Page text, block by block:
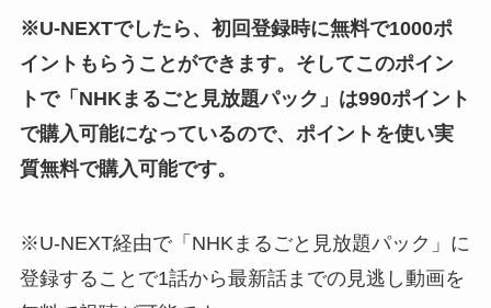
※U-NEXTでしたら、初回登録時に無料で1000ポ
イントもらうことができます。そしてこのポイン
トで「NHKまるごと見放題パック」は990ポイント
で購入可能になっているので、ポイントを使い実
質無料で購入可能です。
※U-NEXT経由で「NHKまるごと見放題パック」に
登録することで1話から最新話までの見逃し動画を